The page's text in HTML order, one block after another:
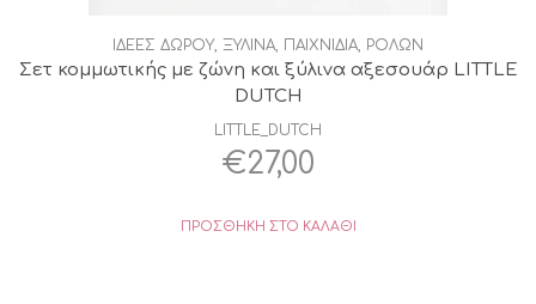
ΙΔΕΕΣ ΔΩΡΟΥ, ΞΥΛΙΝΑ, ΠΑΙΧΝΙΔΙΑ, ΡΟΛΩΝ
Σετ κομμωτικής με ζώνη και ξύλινα αξεσουάρ LITTLE
DUTCH
LITTLE_DUTCH
€27,00
ΠΡΟΣΘΉΚΗ ΣΤΟ ΚΑΛΆΘΙ